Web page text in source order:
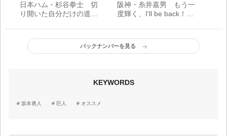
日本ハム・杉谷拳士 切
り開いた自分だけの道
て、野球を始めたいと思
ってくれる子どもたちが
増えたらうれしい」
阪神・糸井嘉男 もう一
度輝く、I'll be back！
それは自分の責任。やっ
ぱり悔しいし、自分を責
める日もある」
バックナンバーを見る
KEYWORDS
坂本勇人 巨人 オススメ